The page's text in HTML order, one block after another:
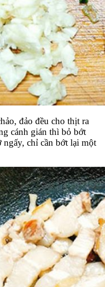
đảo đều cho thịt ra
cánh gián thì bỏ bớt
chỉ cần bớt lại một